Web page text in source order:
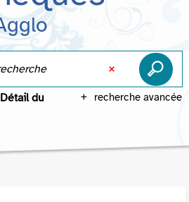
recherche avancée
Détail du